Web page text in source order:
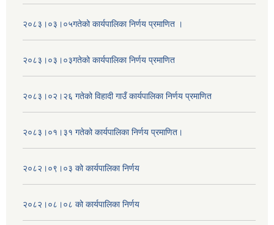
२०८३।०३।०५गतेको कार्यपालिका निर्णय प्रमाणित ।
२०८३।०३।०३गतेको कार्यपालिका निर्णय प्रमाणित
२०८३।०२।२६ गतेको विहादी गाउँ कार्यपालिका निर्णय प्रमाणित
२०८३।०१।३१ गतेको कार्यपालिका निर्णय प्रमाणित।
२०८२।०९।०३ को कार्यपालिका निर्णय
२०८२।०८।०८ को कार्यपालिका निर्णय